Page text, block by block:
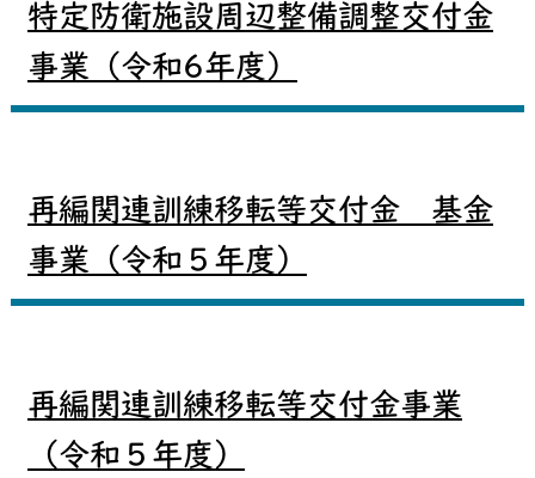
特定防衛施設周辺整備調整交付金
事業（令和6年度）
再編関連訓練移転等交付金 基金
事業（令和５年度）
再編関連訓練移転等交付金事業
（令和５年度）